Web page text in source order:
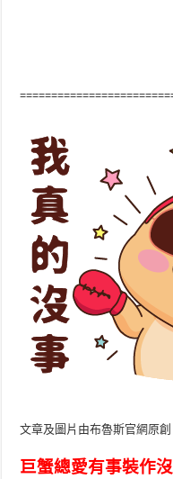
文章及圖片由布魯斯官網原
巨蟹總愛有事裝作